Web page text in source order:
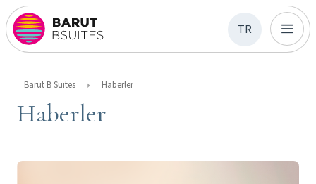
TR
Barut B Suites Haberler
Haberler